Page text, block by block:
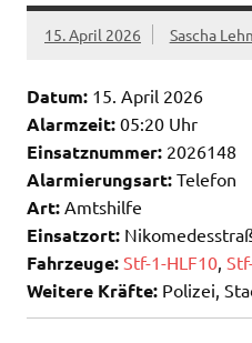
15. April 2026 Sascha
Datum: 15. April 2026
Alarmzeit: 05:20 Uhr
Einsatznummer: 2026148
Alarmierungsart: Telefon
Art: Amtshilfe
Einsatzort:
Fahrzeuge: Stf-1-HLF10
Weitere Kräfte: Polizei,